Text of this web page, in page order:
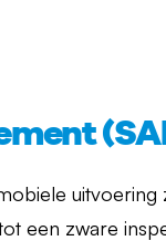
uitvoering
een zware